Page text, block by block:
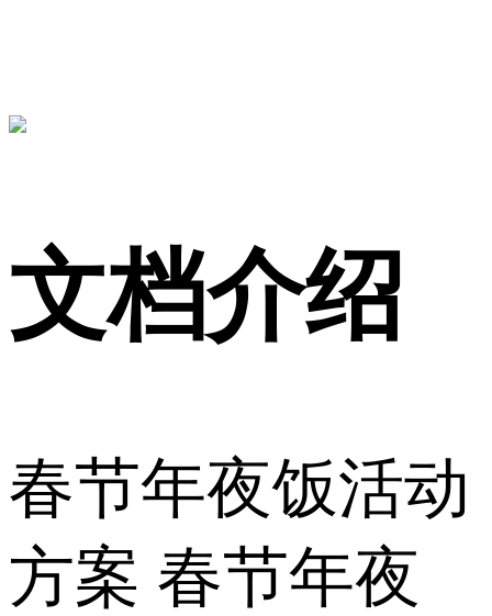
文档介绍
春节年夜饭活动
方案 春节年夜